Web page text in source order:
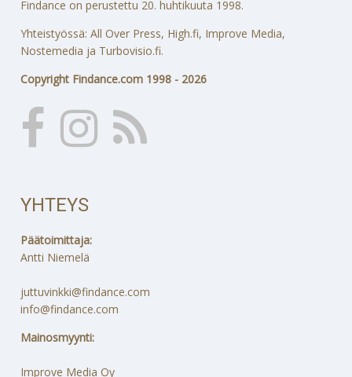
Findance on perustettu 20. huhtikuuta 1998.
Yhteistyössä: All Over Press, High.fi, Improve Media,
Nostemedia ja Turbovisio.fi.
Copyright Findance.com 1998 - 2026
YHTEYS
Päätoimittaja:
Antti Niemelä
juttuvinkki@findance.com
info@findance.com
Mainosmyynti:
Improve Media Oy